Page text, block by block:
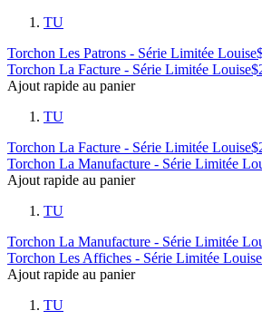
TU
Torchon Les Patrons - Série Limitée Louise
Torchon La Facture - Série Limitée Louise$
Ajout rapide au panier
TU
Torchon La Facture - Série Limitée Louise$
Torchon La Manufacture - Série Limitée
Ajout rapide au panier
TU
Torchon La Manufacture - Série Limitée
Torchon Les Affiches - Série Limitée Louise
Ajout rapide au panier
TU